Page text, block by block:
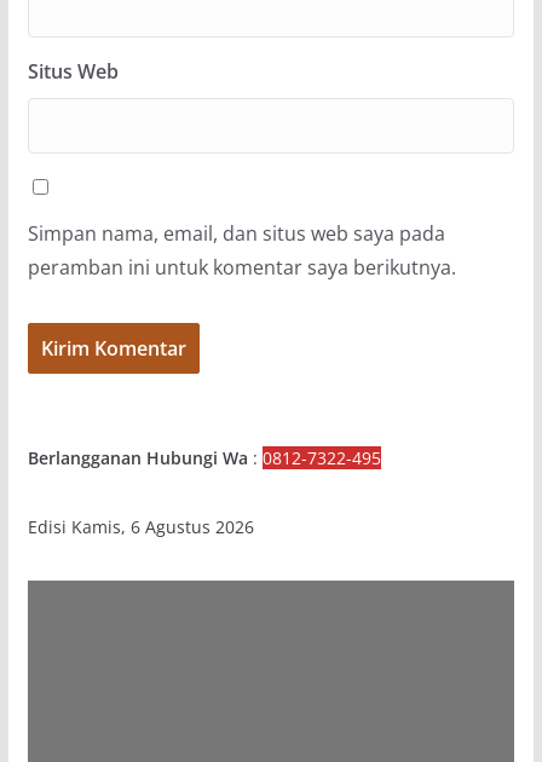
Situs Web
Simpan nama, email, dan situs web saya pada
peramban ini untuk komentar saya berikutnya.
Berlangganan Hubungi Wa : 0812-7322-495
Edisi Kamis, 6 Agustus 2026